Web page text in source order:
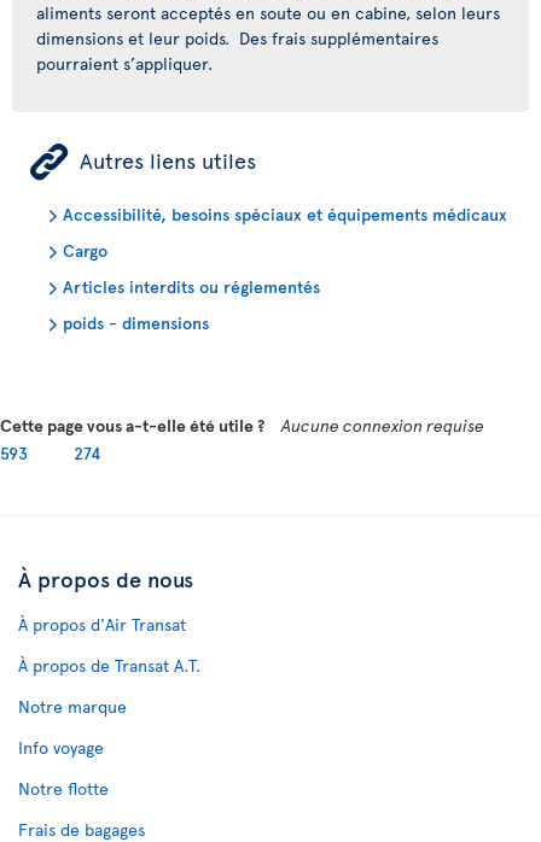
aliments seront acceptés en soute ou en cabine, selon leurs
dimensions et leur poids. Des frais supplémentaires
pourraient s’appliquer.
ÿ Autres liens utiles
Accessibilité, besoins spéciaux et équipements médicaux
Cargo
Articles interdits ou réglementés
poids - dimensions
Cette page vous a-t-elle été utile ?
Aucune connexion requise
593
274
À propos de nous
À propos d'Air Transat
À propos de Transat A.T.
Notre marque
Info voyage
Notre flotte
Frais de bagages